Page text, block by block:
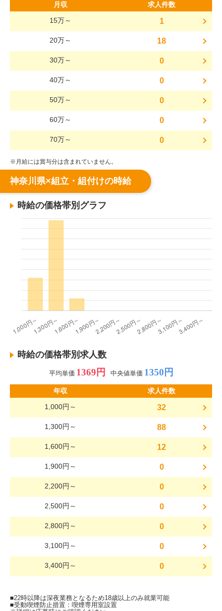
月収
求人件数
15万～
1
20万～ 18
30万～ 0
40万～ 0
50万～ 0
60万～ 0
70万～ 0
※月給には賞与分は含まれていません。
神奈川県×組立・組付けの時給
時給の価格帯別グラフ
時給の価格帯別求人数
平均単価 1369円 中央値単価 1350円
年収
求人件数
1,000円～
32
1,300円～ 88
1,600円～ 12
1,900円～ 0
2,200円～ 0
2,500円～ 0
2,800円～ 0
3,100円～ 0
3,400円～ 0